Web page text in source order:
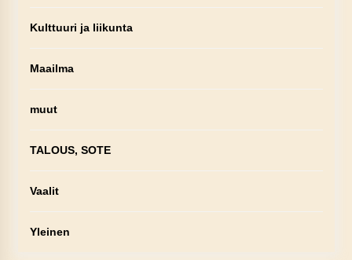
Kulttuuri ja liikunta
Maailma
muut
TALOUS, SOTE
Vaalit
Yleinen